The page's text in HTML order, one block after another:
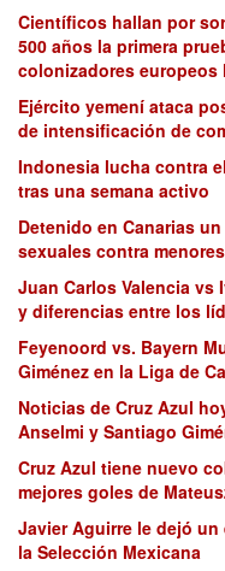
Científicos hallan por
500 años la primera
colonizadores europeos
Ejército yemení ataca
de intensificación de
Indonesia lucha contra
tras una semana activo
Detenido en Canarias
sexuales contra
Juan Carlos Valencia
y diferencias entre los
Feyenoord vs. Bayern
Giménez en la Liga de
Noticias de Cruz Azul
Anselmi y Santiago
Cruz Azul tiene nuevo
mejores goles de
Javier Aguirre le dejó un
la Selección Mexicana